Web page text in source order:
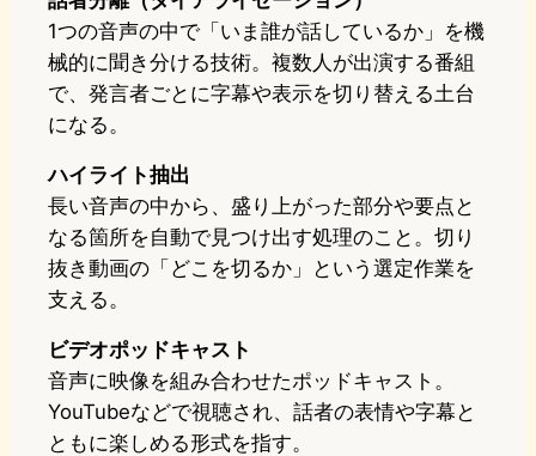
1つの音声の中で「いま誰が話しているか」を機
械的に聞き分ける技術。複数人が出演する番組
で、発言者ごとに字幕や表示を切り替える土台
になる。
ハイライト抽出
長い音声の中から、盛り上がった部分や要点と
なる箇所を自動で見つけ出す処理のこと。切り
抜き動画の「どこを切るか」という選定作業を
支える。
ビデオポッドキャスト
音声に映像を組み合わせたポッドキャスト。
YouTubeなどで視聴され、話者の表情や字幕と
ともに楽しめる形式を指す。